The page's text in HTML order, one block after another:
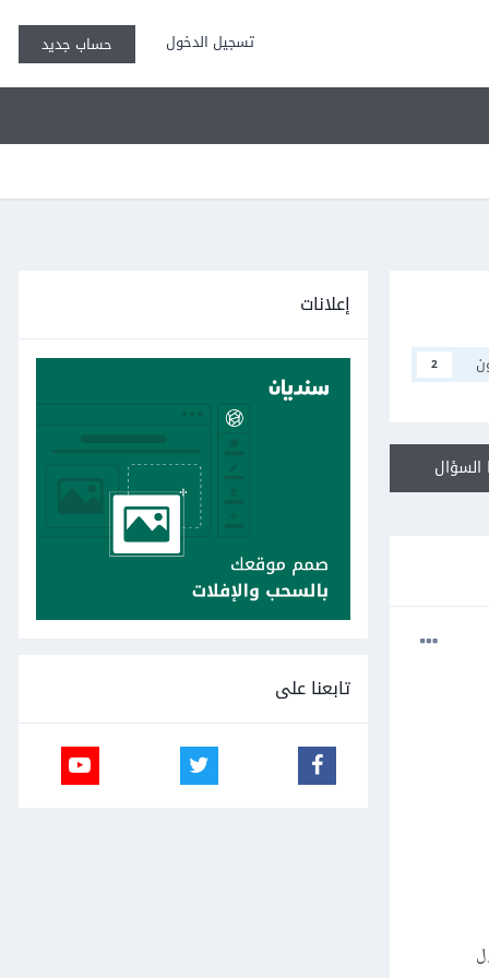
تسجيل الدخول حساب جديد
2
إعلانات
تابعنا على